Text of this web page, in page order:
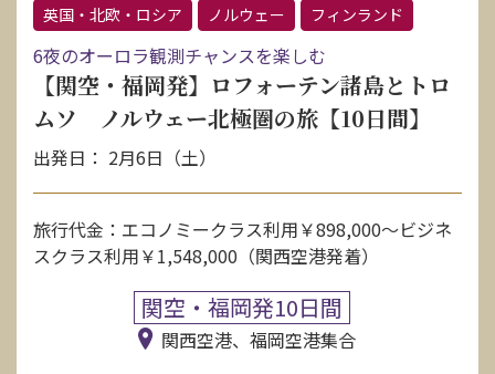
英国・北欧・ロシア ノルウェー フィンランド
6夜のオーロラ観測チャンスを楽しむ
【関空・福岡発】ロフォーテン諸島とトロ
ムソ ノルウェー北極圏の旅【10日間】
出発日： 2月6日（土）
旅行代金：エコノミークラス利用￥898,000〜ビジネ
スクラス利用￥1,548,000（関西空港発着）
関空・福岡発10日間
関西空港、福岡空港集合